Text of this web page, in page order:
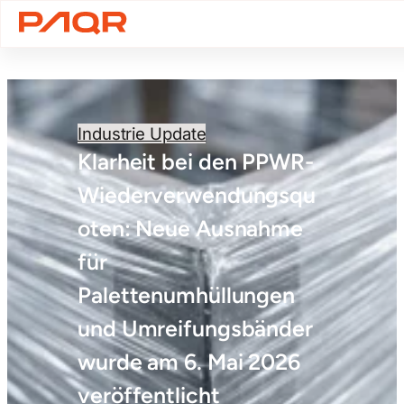
Industrie Update
Klarheit bei den PPWR-
Wiederverwendungsqu
oten: Neue Ausnahme
für
Palettenumhüllungen
und Umreifungsbänder
wurde am 6. Mai 2026
veröffentlicht